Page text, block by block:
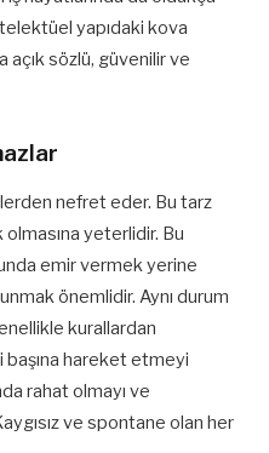
yapıdaki kova
sözlü, güvenilir ve
nefret eder. Bu tarz
olmasına yeterlidir. Bu
emir vermek yerine
önemlidir. Aynı durum
kurallardan
hareket etmeyi
rahat olmayı ve
ve spontane olan her